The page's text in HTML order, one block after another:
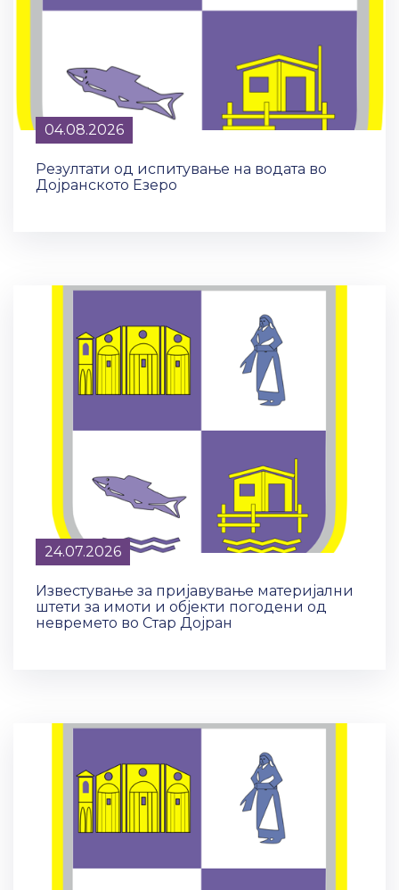
04.08.2026
Резултати од испитување на водата во
Дојранското Езеро
24.07.2026
Известување за пријавување материјални
штети за имоти и објекти погодени од
невремето во Стар Дојран